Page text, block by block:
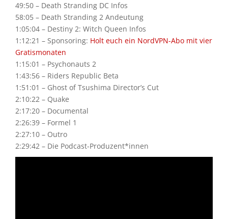
49:50 – Death Stranding DC Infos
58:05 – Death Stranding 2 Andeutung
1:05:04 – Destiny 2: Witch Queen Infos
1:12:21 – Sponsoring: Holt euch ein NordVPN-Abo mit vier
Gratismonaten
1:15:01 – Psychonauts 2
1:43:56 – Riders Republic Beta
1:51:01 – Ghost of Tsushima Director’s Cut
2:10:22 – Quake
2:17:20 – Documental
2:26:39 – Formel 1
2:27:10 – Outro
2:29:42 – Die Podcast-Produzent*innen